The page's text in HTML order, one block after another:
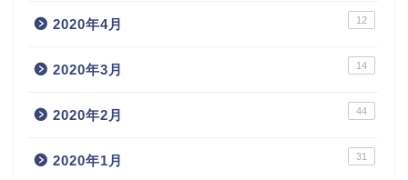
2020年4月 12
2020年3月 14
2020年2月 44
2020年1月 31